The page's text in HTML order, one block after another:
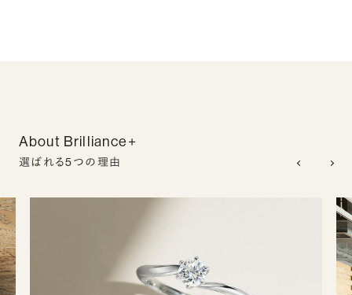
About Brilliance+
選ばれる5つの理由